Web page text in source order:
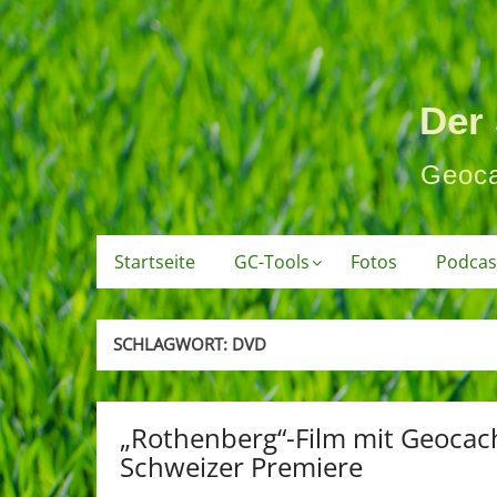
Zum
Inhalt
springen
Der
Startseite GC-Tools Fotos
SCHLAGWORT: DVD
„Rothenberg“-Film mit
Schweizer Premiere